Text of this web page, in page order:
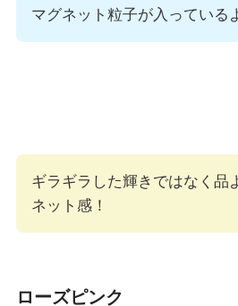
マグネット粒子が入っている
ギラギラした輝きではなく品
ネット感！
ローズピンク